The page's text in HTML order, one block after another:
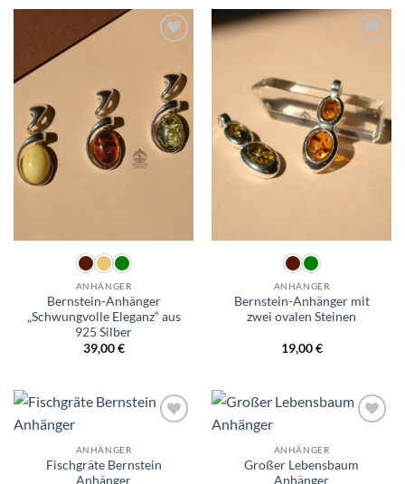
ANHÄNGER
Bernstein-Anhänger
„Schwungvolle Eleganz“ aus
925 Silber
39,00€
ANHÄNGER
Bernstein-Anhänger mit
zwei ovalen Steinen
19,00€
ANHÄNGER
Fischgräte Bernstein
Anhänger
ANHÄNGER
Großer Lebensbaum
Anhänger